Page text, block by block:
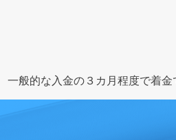
一般的な入金の３カ月程度で着